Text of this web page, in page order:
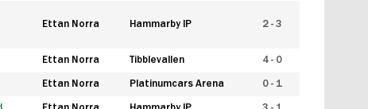
Ettan Norra Hammarby IP 2 - 3
Ettan Norra Tibblevallen 4 - 0
Ettan Norra Platinumcars Arena 0 - 1